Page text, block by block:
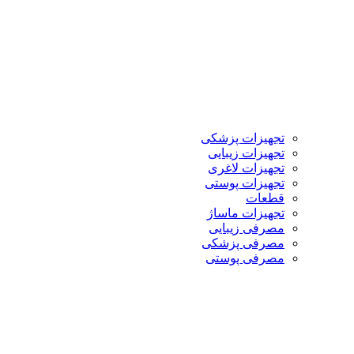
تجهیزات پزشکی
تجهیزات زیبایی
تجهیزات لاغری
تجهیزات پوستی
قطعات
تجهیزات ماساژ
مصرفی زیبایی
مصرفی پزشکی
مصرفی پوستی